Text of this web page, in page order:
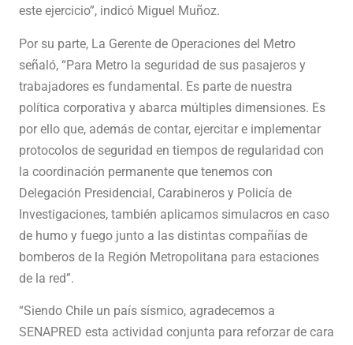
este ejercicio”, indicó Miguel Muñoz.
Por su parte, La Gerente de Operaciones del Metro
señaló, “Para Metro la seguridad de sus pasajeros y
trabajadores es fundamental. Es parte de nuestra
política corporativa y abarca múltiples dimensiones. Es
por ello que, además de contar, ejercitar e implementar
protocolos de seguridad en tiempos de regularidad con
la coordinación permanente que tenemos con
Delegación Presidencial, Carabineros y Policía de
Investigaciones, también aplicamos simulacros en caso
de humo y fuego junto a las distintas compañías de
bomberos de la Región Metropolitana para estaciones
de la red”.
“Siendo Chile un país sísmico, agradecemos a
SENAPRED esta actividad conjunta para reforzar de cara